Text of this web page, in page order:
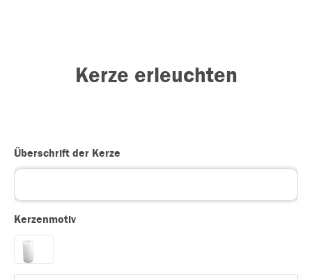
Kerze erleuchten
Überschrift der Kerze
Kerzenmotiv